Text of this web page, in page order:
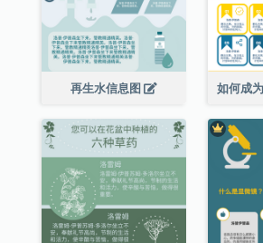
再生水信息图